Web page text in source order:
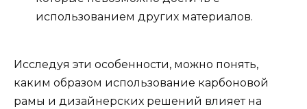
использованием других материалов.
Исследуя эти особенности, можно понять,
каким образом использование карбоновой
рамы и дизайнерских решений влияет на